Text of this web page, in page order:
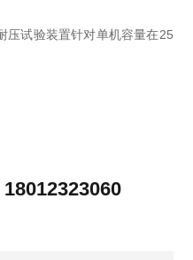
压试验装置针对单机容量在25
18012323060